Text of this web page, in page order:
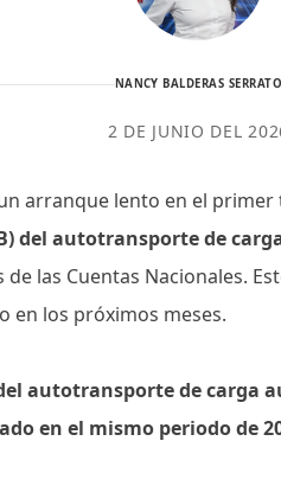
NANCY BALDERAS
2 DE JUNIO DEL
arranque lento en el
del autotransporte de
de las Cuentas Nacionales.
en los próximos meses.
autotransporte de carga
en el mismo periodo de